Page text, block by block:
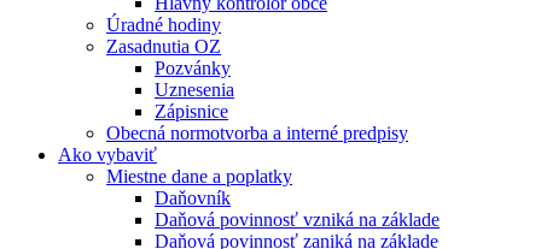
Úradné hodiny
Zasadnutia OZ
Pozvánky
Uznesenia
Zápisnice
Obecná normotvorba a interné predpisy
Ako vybaviť
Miestne dane a poplatky
Daňovník
Daňová povinnosť vzniká na základe
Daňová povinnosť zaniká na základe